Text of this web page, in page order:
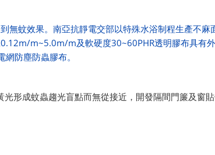
無蚊效果。南亞抗靜電交部以特殊水浴制程生產不麻
m~5.0m/m及軟硬度30~60PHR透明膠布具有
防塵防蟲膠布。
形成蚊蟲趨光盲點而無從接近，開發隔間門簾及窗